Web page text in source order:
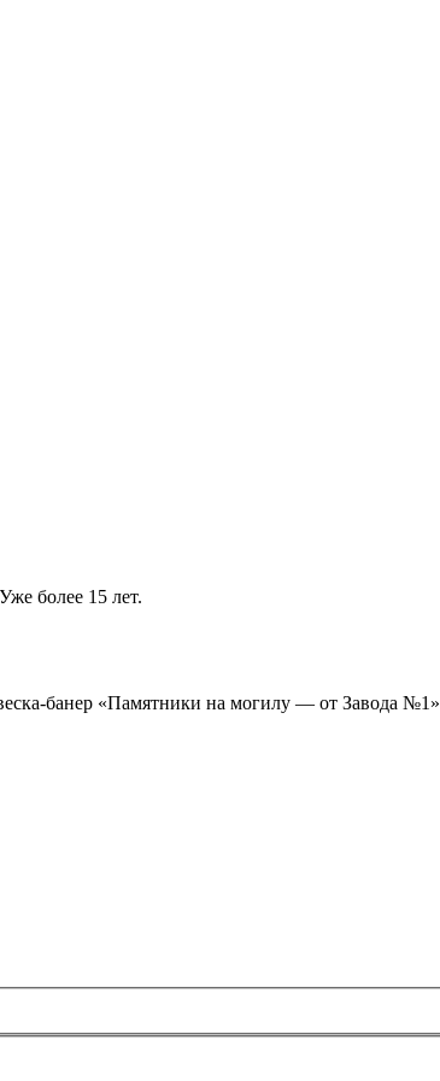
более 15 лет.
банер «Памятники на могилу — от Завода №1»